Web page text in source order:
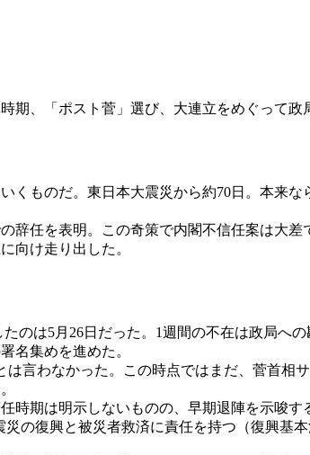
、「ポスト菅」選び、大連立をめぐって政
ものだ。東日本大震災から約70日。本来
任を表明。この奇策で内閣不信任案は大差
向け走り出した。
は5月26日だった。1週間の不在は政局へ
名集めを進めた。
言わなかった。この時点ではまだ、菅首相
期は明示しないものの、早期退陣を示唆
の復興と被災者救済に責任を持つ（復興基